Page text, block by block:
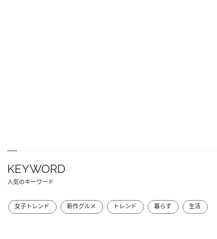
KEYWORD
人気のキーワード
女子トレンド 新作グルメ トレンド 暮らす 生活